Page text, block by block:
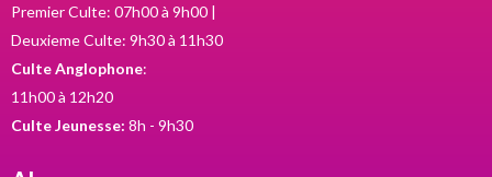
Premier Culte: 07h00 à 9h00 |
Deuxieme Culte: 9h30 à 11h30
Culte Anglophone:
11h00 à 12h20
Culte Jeunesse: 8h - 9h30